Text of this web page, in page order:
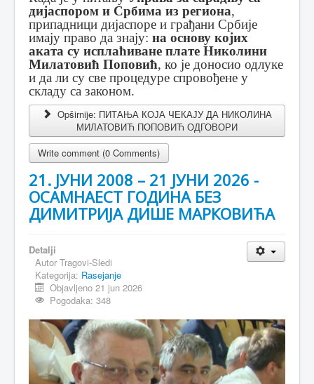
дијаспором и Србима из региона,
припадници дијаспоре и грађани Србије
имају право да знају: на основу којих
аката су исплаћиване плате Николини
Милатовић Поповић, ко је доносио одлуке
и да ли су све процедуре спровођене у
складу са законом.
Opširnije: ПИТАЊА КОЈА ЧЕКАЈУ ДА НИКОЛИНА
МИЛАТОВИЋ ПОПОВИЋ ОДГОВОРИ
Write comment (0 Comments)
21. ЈУНИ 2008 – 21 ЈУНИ 2026 -
ОСАМНАЕСТ ГОДИНА БЕЗ
ДИМИТРИЈА ДИШЕ МАРКОВИЋА
Detalji
Autor Tragovi-Sledi
Kategorija: Rasejanje
Objavljeno 21 jun 2026
Pogodaka: 348